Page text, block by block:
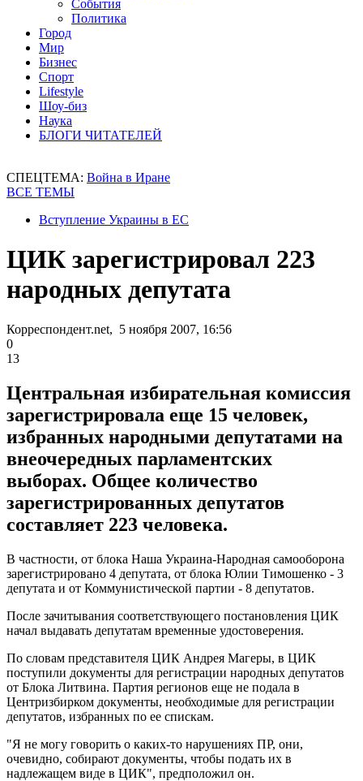
События
Политика
Город
Мир
Бизнес
Спорт
Lifestyle
Шоу-биз
Наука
БЛОГИ ЧИТАТЕЛЕЙ
СПЕЦТЕМА: Война в Иране
ВСЕ ТЕМЫ
Вступление Украины в ЕС
ЦИК зарегистрировал 223
народных депутата
Корреспондент.net, 5 ноября 2007, 16:56
0
13
Центральная избирательная комиссия
зарегистрировала еще 15 человек,
избранных народными депутатами на
внеочередных парламентских
выборах. Общее количество
зарегистрированных депутатов
составляет 223 человека.
В частности, от блока Наша Украина-Народная самооборона
зарегистрировано 4 депутата, от блока Юлии Тимошенко - 3
депутата и от Коммунистической партии - 8 депутатов.
После зачитывания соответствующего постановления ЦИК
начал выдавать депутатам временные удостоверения.
По словам представителя ЦИК Андрея Магеры, в ЦИК
поступили документы для регистрации народных депутатов
от Блока Литвина. Партия регионов еще не подала в
Центризбирком документы, необходимые для регистрации
депутатов, избранных по ее спискам.
"Я не могу говорить о каких-то нарушениях ПР, они,
очевидно, собирают документы, чтобы подать их в
надлежащем виде в ЦИК", предположил он.